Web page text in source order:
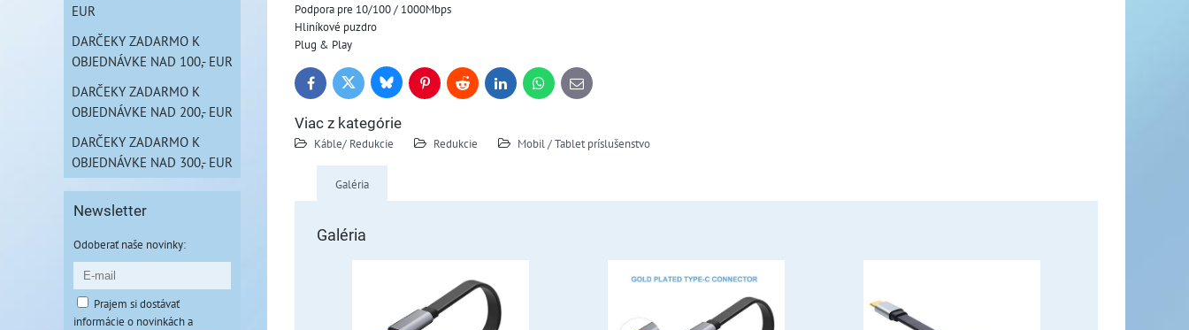
Podpora pre 10/100 / 1000Mbps
Hliníkové puzdro
Plug & Play
FacebookTwitter BlueskyPinterestReddit LinkedInWhatsApp
E-
mail
Viac z kategórie
Káble/ Redukcie Redukcie Mobil / Tablet príslušenstvo
Galéria
Galéria
EUR
DARČEKY ZADARMO K
OBJEDNÁVKE NAD 100,- EUR
DARČEKY ZADARMO K
OBJEDNÁVKE NAD 200,- EUR
DARČEKY ZADARMO K
OBJEDNÁVKE NAD 300,- EUR
Newsletter
Odoberať naše novinky:
Prajem si dostávať
informácie o novinkách a